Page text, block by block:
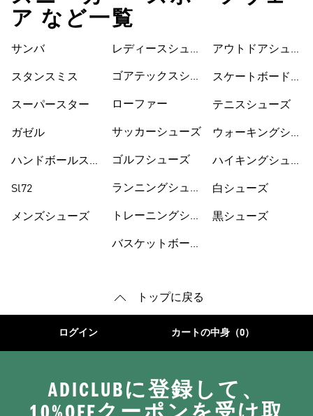
ア など一覧
サンバ
スタンスミス
スーパースター
ガゼル
ハンドボールスペ
Sl72
メンズシューズ
レディースシュー
ゴアテックスシュ
ローファー
サッカーシューズ
ゴルフシューズ
ランニングシュー
トレーニングシュ
バスケットボール
シューズ
アウトドアシュー
スケートボードシ
テニスシューズ
ウォーキングシュ
ハイキングシュー
白シューズ
黒シューズ
トップに戻る
ログイン カートの中身（0）
ADICLUBに登録して、